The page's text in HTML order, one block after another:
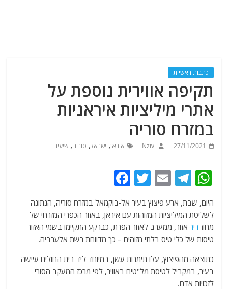
כתבות ראשיות
תקיפה אווירית נוספת על
אתרי מיליציות איראניות
במזרח סוריה
27/11/2021
Nziv איראן, ישראל, סוריה,שיעים
W
at
s
A
p
p
T
e
g
ra
m
E
ai
l
T
w
itt
er
c
e
b
o
o
היום, שבת, ארע פיצוץ בעיר אל-בוקמאל במזרח סוריה, הנתונה
לשליטת המיליציות המזוהות עם איראן, באזור הכפרי המזרחי של
מחוזדיר אזור, ממערב לאזור הפרת, כברקע התקיימו בשמי האזור
טיסות של כלי טיס בלתי מזוהים – כך מדווחת רשת אלערביה.
כתוצאה מהפיצוץ, עלו תימרות עשן, במיוחד ליד בית החולים עיישה
בעיר, במקביל לטיסת מל"טים באוויר, לפי מרכז המעקב הסורי
לזכויות אדם.